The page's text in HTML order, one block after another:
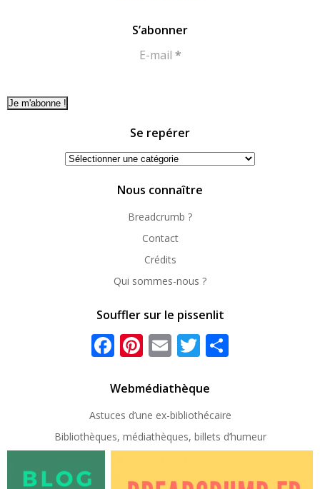
S’abonner
E-mail *
Se repérer
Se
Nous connaître
Breadcrumb ?
Contact
Crédits
Qui sommes-nous ?
Souffler sur le pissenlit
Facebook
Pinterest
EmailTwitter
Webmédiathèque
Astuces d’une ex-bibliothécaire
Bibliothèques, médiathèques, billets d’humeur